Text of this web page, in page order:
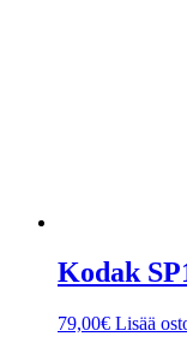
Kodak
79,00€ Lisää